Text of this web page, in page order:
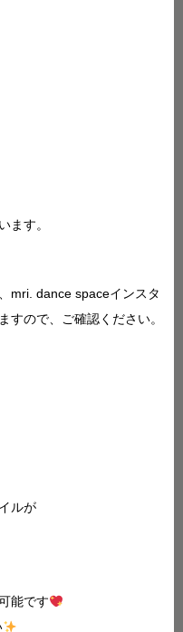
ます。
mri. dance spaceインスタ
すので、ご確認ください。
ルが
能です